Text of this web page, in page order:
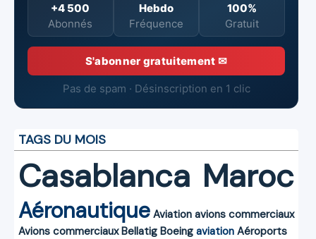
+4 500
Abonnés
Hebdo
Fréquence
100%
Gratuit
S'abonner gratuitement ✉
Pas de spam · Désinscription en 1 clic
TAGS DU MOIS
Casablanca Maroc
Aéronautique Aviation avions commerciaux
Avions commerciaux Bellatig Boeing aviation Aéroports